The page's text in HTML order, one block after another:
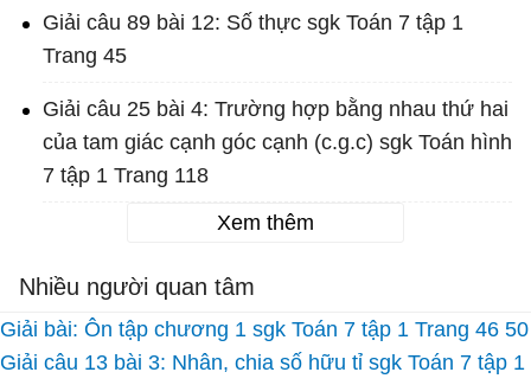
Giải câu 89 bài 12: Số thực sgk Toán 7 tập 1
Trang 45
Giải câu 25 bài 4: Trường hợp bằng nhau thứ hai
của tam giác cạnh góc cạnh (c.g.c) sgk Toán hình
7 tập 1 Trang 118
Xem thêm
Nhiều người quan tâm
Giải bài: Ôn tập chương 1 sgk Toán 7 tập 1 Trang 46 50
Giải câu 13 bài 3: Nhân, chia số hữu tỉ sgk Toán 7 tập 1